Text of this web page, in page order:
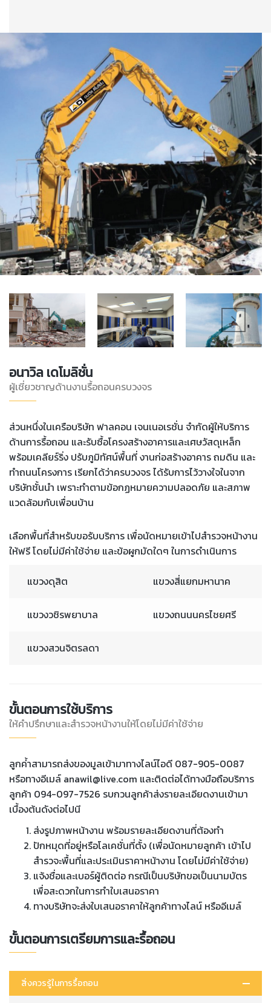
อนาวิล เดโมลิชั่น
ผู้เชี่ยวชาญด้านงานรื้อถอนครบวงจร
ส่วนหนึ่งในเครือบริษัท ฟาลคอน เจนเนอเรชั่น จำกัดผู้ให้บริการ
ด้านการรื้อถอน และรับซื้อโครงสร้างอาคารและเศษวัสดุเหล็ก
พร้อมเคลียร์ริ่ง ปรับภูมิทัศน์พื้นที่ งานก่อสร้างอาคาร ถมดิน และ
ทำถนนโครงการ เรียกได้ว่าครบวงจร ได้รับการไว้วางใจในจาก
บริษัทชั้นนำ เพราะทำตามข้อกฏหมายความปลอดภัย และสภาพ
แวดล้อมกับเพื่อนบ้าน
เลือกพื้นที่สำหรับขอรับบริการ เพื่อนัดหมายเข้าไปสำรวจหน้างาน
ให้ฟรี โดยไม่มีค่าใช้จ่าย และข้อผูกมัดใดๆ ในการดำเนินการ
แขวงดุสิต แขวงสี่แยกมหานาค
แขวงวชิรพยาบาล แขวงถนนนครไชยศรี
แขวงสวนจิตรลดา
ขั้นตอนการใช้บริการ
ให้คำปรึกษาและสำรวจหน้างานให้โดยไม่มีค่าใช้จ่าย
ลูกค่้าสามารถส่งของมูลเข้ามาทางไลน์ไอดี 087-905-0087
หรือทางอีเมล์ anawil@live.com และติดต่อได้ทางมือถือบริการ
ลูกค้า 094-097-7526 รบกวนลูกค้าส่งรายละเอียดงานเข้ามา
เบื้องต้นดังต่อไปนี
ส่งรูปภาพหน้างาน พร้อมรายละเอียดงานที่ต้องทำ
ปักหมุดที่อยู่หรือโลเคชั่นที่ตั้ง (เพื่อนัดหมายลูกค้า เข้าไป
สำรวจะพื้นที่และประเมินราคาหน้างาน โดยไม่มีค่าใช้จ่าย)
แจ้งชื่อและเบอร์ผู้ติดต่อ กรณีเป็นบริษัทขอเป็นนามบัตร
เพื่อสะดวกในการทำใบเสนอราคา
ทางบริษัทจะส่งใบเสนอราคาให้ลูกค้าทางไลน์ หรืออีเมล์
ขั้นตอนการเตรียมการและรื้อถอน
สิ่งควรรู้ในการรื้อถอน